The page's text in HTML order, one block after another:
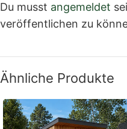
Du musst angemeldet
veröffentlichen zu
Ähnliche Produkte